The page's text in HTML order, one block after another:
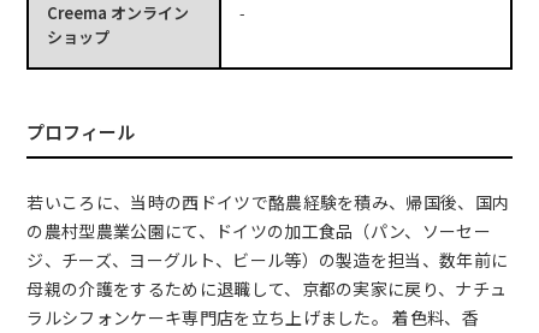
Creema オンライン
ショップ
-
プロフィール
若いころに、当時の西ドイツで酪農経験を積み、帰国後、国内
の農村型農業公園にて、ドイツの加工食品（パン、ソーセー
ジ、チーズ、ヨーグルト、ビール等）の製造を担当、数年前に
母親の介護をするために退職して、京都の実家に戻り、ナチュ
ラルシフォンケーキ専門店を立ち上げました。 着色料、香